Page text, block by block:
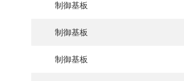
PHILOSOPHY
制御基板
制御基板
制御基板